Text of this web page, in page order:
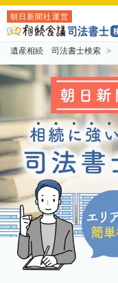
朝日新聞社運営
遺産相続 司法書士検索